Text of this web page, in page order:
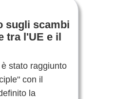
sugli scambi
tra l'UE e il
stato raggiunto
con il
la